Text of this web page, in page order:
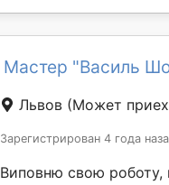
Мастер "Василь
Львов (Может
Зарегистрирован 4 года
Виповню свою роботу,